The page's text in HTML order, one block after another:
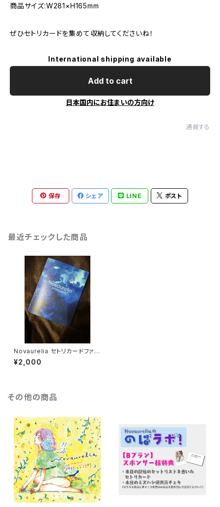
商品サイズ:W281×H165mm
ぜひセトリカードを集めて収納してくださいね！
International shipping available
Add to cart
日本国内にお住まいの方向け
通報する
保存 シェア LINE ポスト
最近チェックした商品
Novaurelia セトリカードファイ
ル
¥2,000
その他の商品